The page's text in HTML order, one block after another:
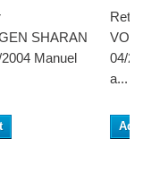
SHARAN
Manuel
04/
a...